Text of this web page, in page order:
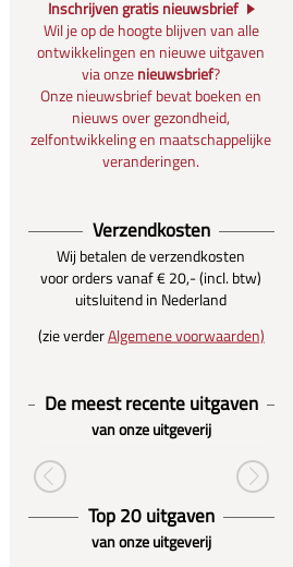
Inschrijven gratis nieuwsbrief
Wil je op de hoogte blijven van alle
ontwikkelingen en nieuwe uitgaven
via onzenieuwsbrief?
Onze nieuwsbrief bevat boeken en
nieuws over gezondheid,
zelfontwikkeling en maatschappelijke
veranderingen.
Verzendkosten
Wij betalen de verzendkosten
voor orders vanaf € 20,- (incl. btw)
uitsluitend in Nederland
(zie verderAlgemene voorwaarden)
De meest recente uitgaven
van onze uitgeverij
Top 20 uitgaven
van onze uitgeverij